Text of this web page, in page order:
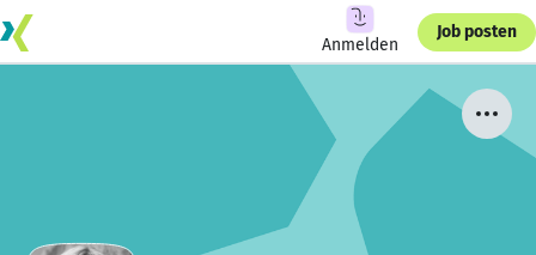
Anmelden
Job posten